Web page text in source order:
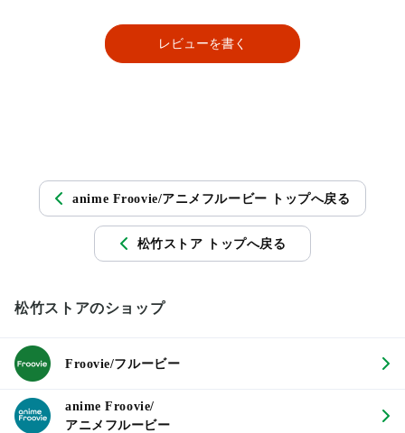
レビューを書く
anime Froovie/アニメフルービー トップへ戻る
松竹ストア トップへ戻る
松竹ストアのショップ
Froovie/フルービー
anime Froovie/
アニメフルービー